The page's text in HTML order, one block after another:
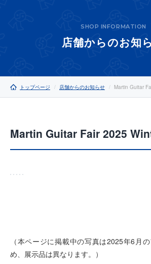
SHOP INFORMATION
店舗からのお知
トップページ 店舗からのお知らせ Martin Guitar
Martin Guitar Fair 2025
（本ページに掲載中の写真は2025年6月
め、展示品は異なります。）